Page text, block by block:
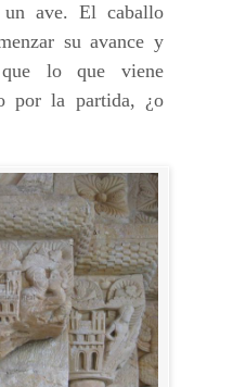
ave. El caballo
su avance y
que lo que viene
por la partida, ¿o